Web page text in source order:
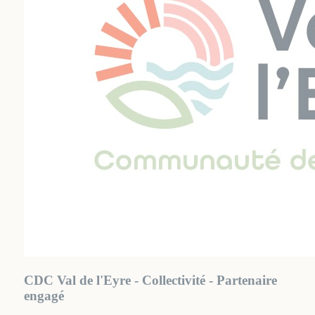
CDC Val de l'Eyre - Collectivité - Partenaire
engagé